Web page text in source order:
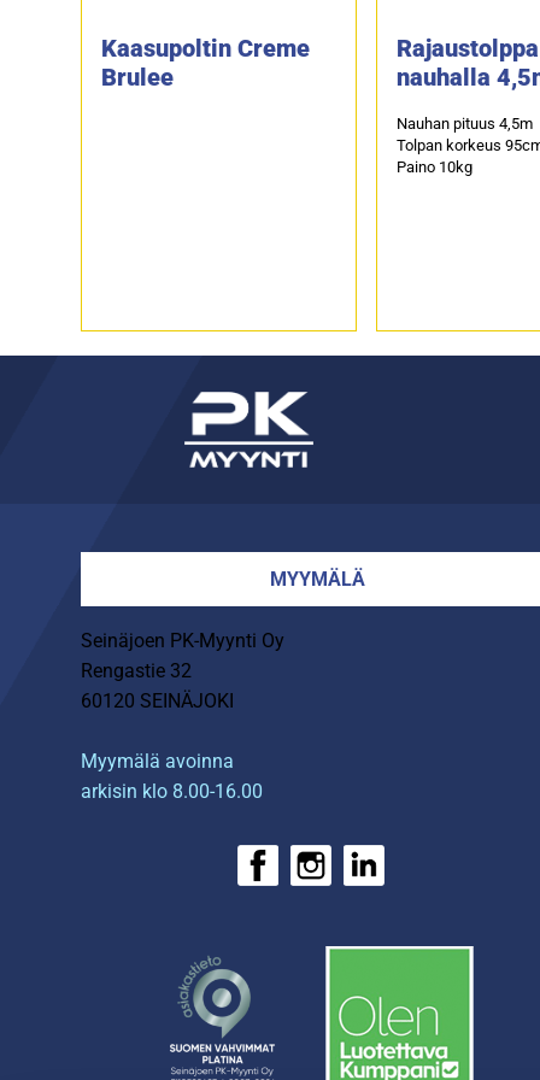
Kaasupoltin Creme
Brulee
Rajaustolppa
nauhalla
Nauhan pituus 4,5m
Tolpan korkeus
Paino 10kg
MYYMÄLÄ
Seinäjoen PK-Myynti Oy
Rengastie 32
60120 SEINÄJOKI
Myymälä avoinna
arkisin klo 8.00-16.00